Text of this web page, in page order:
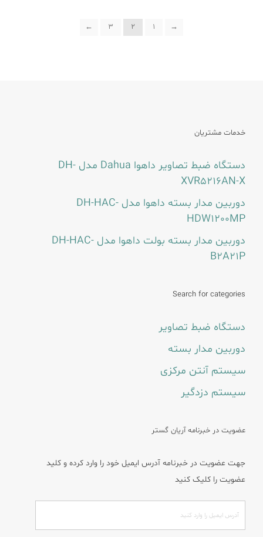
→
1
2
3
←
خدمات مشتریان
دستگاه ضبط تصاویر داهوا Dahua مدل DH-
XVR5216AN-X
دوربین مدار بسته داهوا مدل DH-HAC-
HDW1200MP
دوربین مدار بسته بولت داهوا مدل DH-HAC-
B2A21P
Search for categories
دستگاه ضبط تصاویر
دوربین مدار بسته
سیستم آنتن مرکزی
سیستم دزدگیر
عضویت در خبرنامه آریان گستر
جهت عضویت در خبرنامه آدرس ایمیل خود را وارد کرده و کلید
عضویت را کلیک کنید